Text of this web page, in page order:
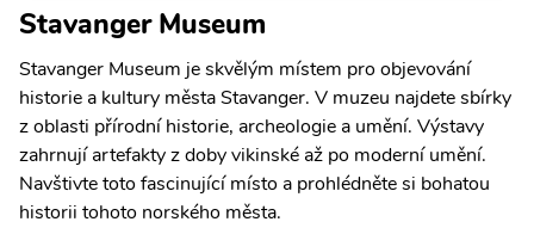
Stavanger Museum
Stavanger Museum je skvělým místem pro objevování
historie a kultury města Stavanger. V muzeu najdete sbírky
z oblasti přírodní historie, archeologie a umění. Výstavy
zahrnují artefakty z doby vikinské až po moderní umění.
Navštivte toto fascinující místo a prohlédněte si bohatou
historii tohoto norského města.